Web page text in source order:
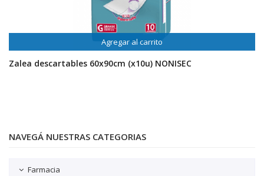
Agregar al carrito
Zalea descartables 60x90cm (x10u) NONISEC
NAVEGÁ NUESTRAS CATEGORIAS
Farmacia